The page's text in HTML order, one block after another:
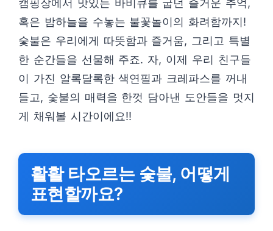
캠핑장에서 맛있는 바비큐를 굽던 즐거운 추억,
혹은 밤하늘을 수놓는 불꽃놀이의 화려함까지!
숯불은 우리에게 따뜻함과 즐거움, 그리고 특별
한 순간들을 선물해 주죠. 자, 이제 우리 친구들
이 가진 알록달록한 색연필과 크레파스를 꺼내
들고, 숯불의 매력을 한껏 담아낸 도안들을 멋지
게 채워볼 시간이에요!!
활활 타오르는 숯불, 어떻게
표현할까요?